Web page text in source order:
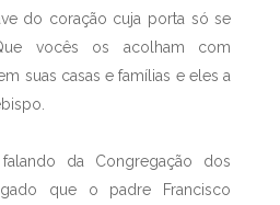
do coração cuja porta só se
vocês os acolham com
suas casas e famílias e eles a
da Congregação dos
que o padre Francisco